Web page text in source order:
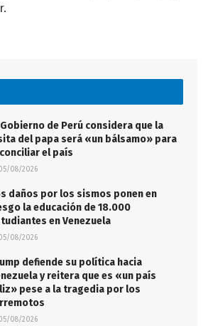
Gobierno de Perú considera que la
del papa será «un bálsamo» para
el país
08/2026
daños por los sismos ponen en
la educación de 18.000
en Venezuela
08/2026
defiende su política hacia
y reitera que es «un país
pese a la tragedia por los
08/2026